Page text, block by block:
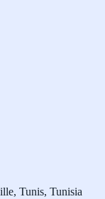
Tunis, Tunisia